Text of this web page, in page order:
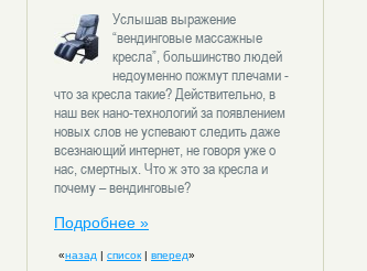
Услышав выражение
“вендинговые массажные
кресла”, большинство людей
недоуменно пожмут плечами -
что за кресла такие? Действительно, в
наш век нано-технологий за появлением
новых слов не успевают следить даже
всезнающий интернет, не говоря уже о
нас, смертных. Что ж это за кресла и
почему – вендинговые?
Подробнее »
«назад | список | вперед»